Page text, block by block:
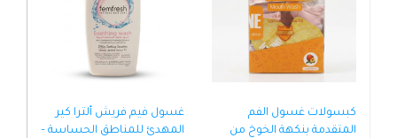
كبسولات غسول الفم
المتقدمة بنكهة الخوخ من
غسول فيم فريش ألترا كير
المهدئ للمناطق الحساسة –